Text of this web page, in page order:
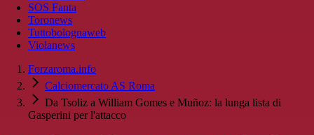
SOS Fanta
Toronews
Tuttobolognaweb
Violanews
Forzaroma.info
Calciomercato AS Roma
Da Tsoliz a William Gomes e Muñoz: la lunga lista di
Gasperini per l'attacco